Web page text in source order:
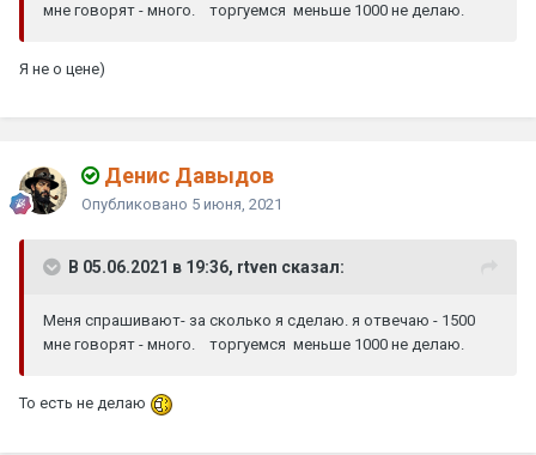
мне говорят - много. торгуемся меньше 1000 не делаю.
Я не о цене)
Денис Давыдов
Опубликовано 5 июня, 2021
В 05.06.2021 в 19:36, rtven сказал:
Меня спрашивают- за сколько я сделаю. я отвечаю - 1500
мне говорят - много. торгуемся меньше 1000 не делаю.
То есть не делаю